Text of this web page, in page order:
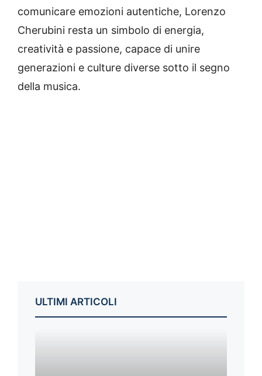
comunicare emozioni autentiche, Lorenzo
Cherubini resta un simbolo di energia,
creatività e passione, capace di unire
generazioni e culture diverse sotto il segno
della musica.
ULTIMI ARTICOLI